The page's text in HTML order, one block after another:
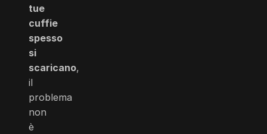
tue
cuffie
spesso
si
scaricano,
il
problema
non
è